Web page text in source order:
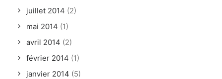
juillet 2014 (2)
mai 2014 (1)
avril 2014 (2)
février 2014 (1)
janvier 2014 (5)